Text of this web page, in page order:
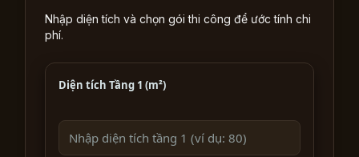
Nhập diện tích và chọn gói thi công để ước tính chi
phí.
Diện tích Tầng 1 (m²)